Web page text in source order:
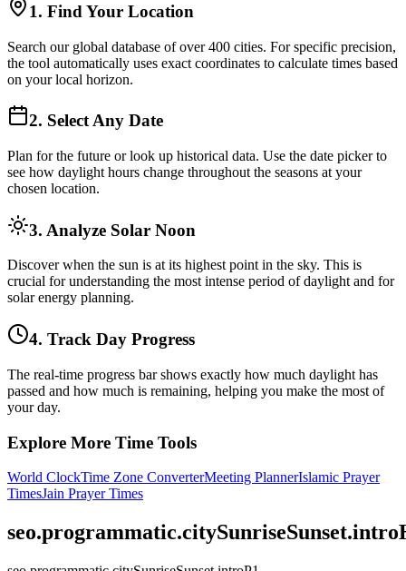
1. Find Your Location
Search our global database of over 400 cities. For specific precision,
the tool automatically uses exact coordinates to calculate times based
on your local horizon.
2. Select Any Date
Plan for the future or look up historical data. Use the date picker to
see how daylight hours change throughout the seasons at your
chosen location.
3. Analyze Solar Noon
Discover when the sun is at its highest point in the sky. This is
crucial for understanding the most intense period of daylight and for
solar energy planning.
4. Track Day Progress
The real-time progress bar shows exactly how much daylight has
passed and how much is remaining, helping you make the most of
your day.
Explore More Time Tools
World ClockTime Zone ConverterMeeting PlannerIslamic Prayer
TimesJain Prayer Times